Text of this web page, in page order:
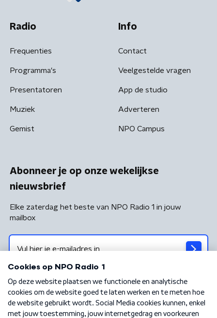
Radio
Frequenties
Programma's
Presentatoren
Muziek
Gemist
Info
Contact
Veelgestelde vragen
App de studio
Adverteren
NPO Campus
Abonneer je op onze wekelijkse
nieuwsbrief
Elke zaterdag het beste van NPO Radio 1 in jouw
mailbox
Algemene voorwaarden